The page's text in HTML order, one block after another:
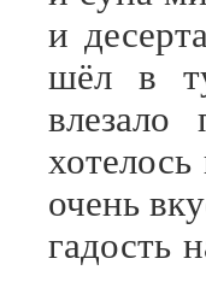
и
шёл в
очень
гадость